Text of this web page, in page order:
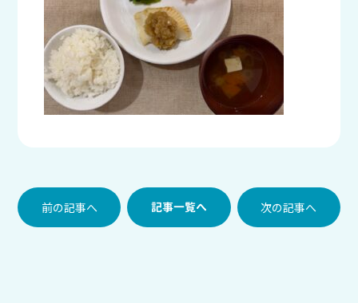
前の記事へ 記事一覧へ 次の記事へ